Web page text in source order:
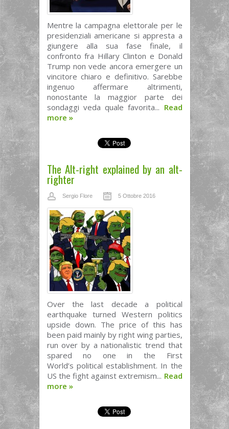
Mentre la campagna elettorale per le
presidenziali americane si appresta a
giungere alla sua fase finale, il
confronto fra Hillary Clinton e Donald
Trump non vede ancora emergere un
vincitore chiaro e definitivo. Sarebbe
ingenuo affermare altrimenti,
nonostante la maggior parte dei
sondaggi veda quale favorita... Read
more »
The Alt-right explained by an alt-
righter
Sergio Flore 5 Ottobre 2016
Over the last decade a political
earthquake turned Western politics
upside down. The price of this has
been paid mainly by right wing parties,
run over by a nationalistic trend that
spared no one in the First
World’s political establishment. In the
US the fight against extremism... Read
more »